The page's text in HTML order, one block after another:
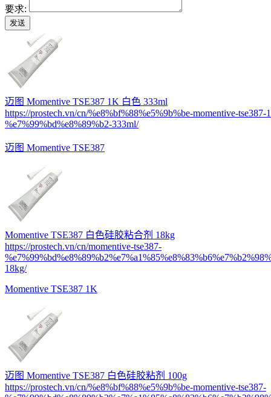
要求:
迈图 Momentive TSE387 1K 白色 333ml
https://prostech.vn/cn/%e8%bf%88%e5%9b%be-momentive-tse387-
%e7%99%bd%e8%89%b2-333ml/
迈图 Momentive TSE387
Momentive TSE387 白色硅胶粘合剂 18kg
https://prostech.vn/cn/momentive-tse387-
18kg/
Momentive TSE387 1K
迈图 Momentive TSE387 白色硅胶粘剂 100g
https://prostech.vn/cn/%e8%bf%88%e5%9b%be-momentive-tse387-